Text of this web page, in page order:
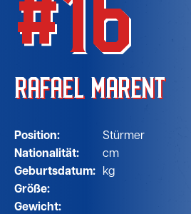
Position:
Nationalität:
Geburtsdatum:
Größe:
Gewicht:
Stürmer
cm
kg
#16
RAFAEL MARENT